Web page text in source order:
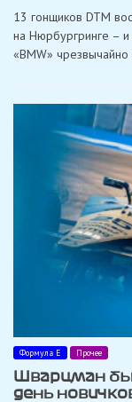
DTM
тройное
погода
авария
Ауэра
13 гонщиков DTM
на Нюрбургринге –
«BMW»
Формула Е Прочее
Шварцман
день